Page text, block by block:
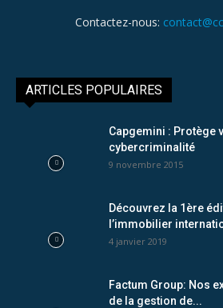
Contactez-nous:
ARTICLES POPULAIRES
Capgemini : Protège
cybercriminalité
9 novembre 2015
Découvrez la 1ère
l’immobilier
4 janvier 2019
Factum Group: Nos
de la gestion de...